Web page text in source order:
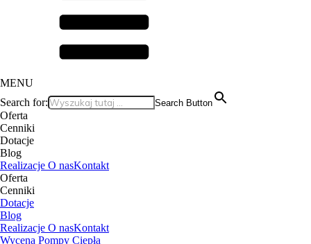
MENU
Search for:
Search Button
Oferta
Cenniki
Dotacje
Blog
Realizacje O nasKontakt
Oferta
Cenniki
Dotacje
Blog
Realizacje O nasKontakt
Wycena Pompy Ciepła